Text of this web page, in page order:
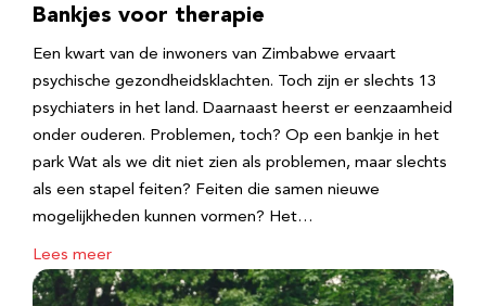
Bankjes voor therapie
Een kwart van de inwoners van Zimbabwe ervaart
psychische gezondheidsklachten. Toch zijn er slechts 13
psychiaters in het land. Daarnaast heerst er eenzaamheid
onder ouderen. Problemen, toch? Op een bankje in het
park Wat als we dit niet zien als problemen, maar slechts
als een stapel feiten? Feiten die samen nieuwe
mogelijkheden kunnen vormen? Het…
Lees meer